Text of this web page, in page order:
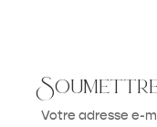
Votre adresse e-